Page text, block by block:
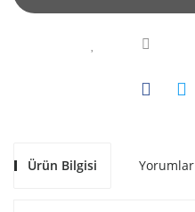
Ürün Bilgisi Yorumlar